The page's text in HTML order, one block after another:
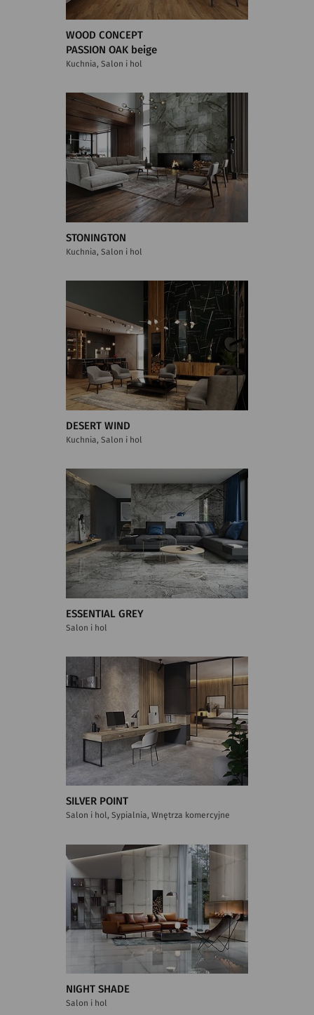
WOOD CONCEPT
PASSION OAK beige
Kuchnia, Salon i hol
STONINGTON
Kuchnia, Salon i hol
DESERT WIND
Kuchnia, Salon i hol
ESSENTIAL GREY
Salon i hol
SILVER POINT
Salon i hol, Sypialnia, Wnętrza komercyjne
NIGHT SHADE
Salon i hol